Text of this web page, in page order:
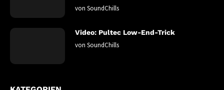
von SoundChills
Video: Pultec Low-End-Trick
von SoundChills